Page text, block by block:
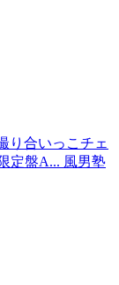
り合いっこチェ
定盤A... 風男塾